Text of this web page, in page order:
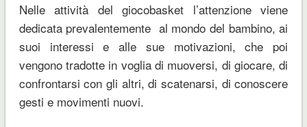
Nelle attività del giocobasket l’attenzione viene
dedicata prevalentemente al mondo del bambino, ai
suoi interessi e alle sue motivazioni, che poi
vengono tradotte in voglia di muoversi, di giocare, di
confrontarsi con gli altri, di scatenarsi, di conoscere
gesti e movimenti nuovi.